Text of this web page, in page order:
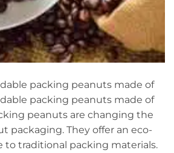
packing peanuts made of
packing peanuts made of
peanuts are changing the
packaging. They offer an eco-
to traditional packing materials.